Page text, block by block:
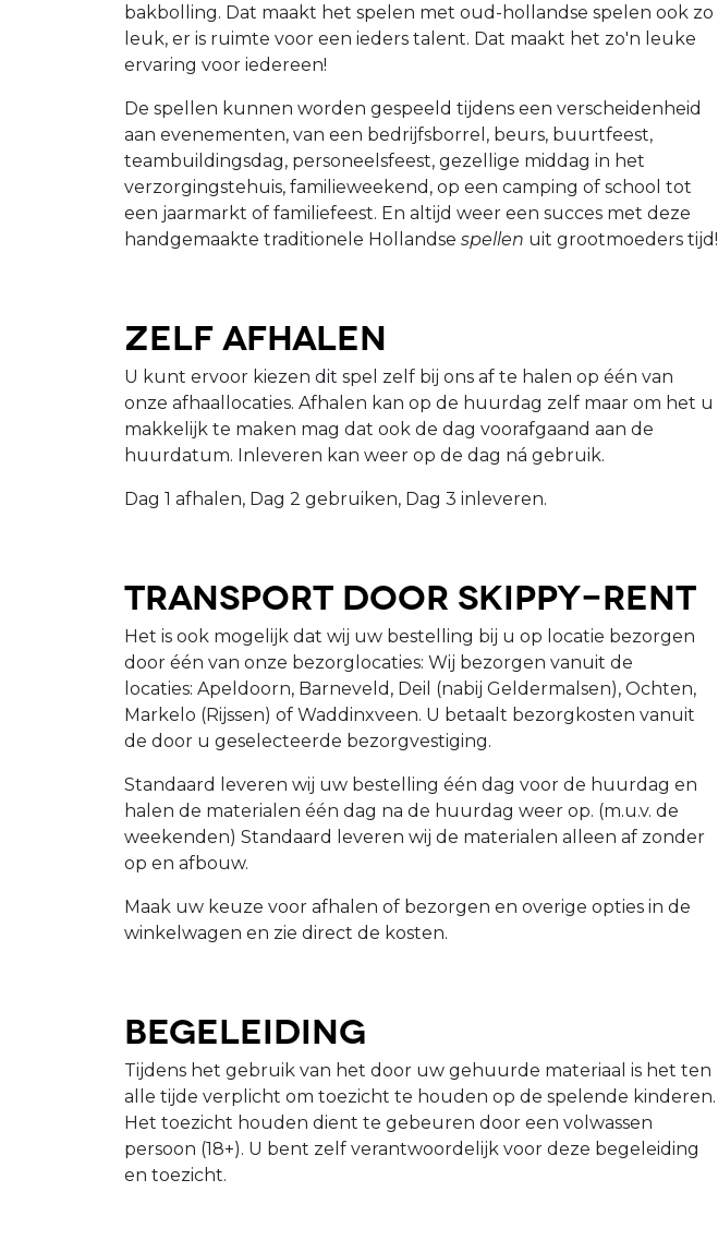
bakbolling. Dat maakt het spelen met oud-hollandse spelen ook zo
leuk, er is ruimte voor een ieders talent. Dat maakt het zo'n leuke
ervaring voor iedereen!
De spellen kunnen worden gespeeld tijdens een verscheidenheid
aan evenementen, van een bedrijfsborrel, beurs, buurtfeest,
teambuildingsdag, personeelsfeest, gezellige middag in het
verzorgingstehuis, familieweekend, op een camping of school tot
een jaarmarkt of familiefeest. En altijd weer een succes met deze
handgemaakte traditionele Hollandse spellen uit grootmoeders tijd!
Zelf afhalen
U kunt ervoor kiezen dit spel zelf bij ons af te halen op één van
onze afhaallocaties. Afhalen kan op de huurdag zelf maar om het u
makkelijk te maken mag dat ook de dag voorafgaand aan de
huurdatum. Inleveren kan weer op de dag ná gebruik.
Dag 1 afhalen, Dag 2 gebruiken, Dag 3 inleveren.
Transport door Skippy-Rent
Het is ook mogelijk dat wij uw bestelling bij u op locatie bezorgen
door één van onze bezorglocaties: Wij bezorgen vanuit de
locaties: Apeldoorn, Barneveld, Deil (nabij Geldermalsen), Ochten,
Markelo (Rijssen) of Waddinxveen. U betaalt bezorgkosten vanuit
de door u geselecteerde bezorgvestiging.
Standaard leveren wij uw bestelling één dag voor de huurdag en
halen de materialen één dag na de huurdag weer op. (m.u.v. de
weekenden) Standaard leveren wij de materialen alleen af zonder
op en afbouw.
Maak uw keuze voor afhalen of bezorgen en overige opties in de
winkelwagen en zie direct de kosten.
Begeleiding
Tijdens het gebruik van het door uw gehuurde materiaal is het ten
alle tijde verplicht om toezicht te houden op de spelende kinderen.
Het toezicht houden dient te gebeuren door een volwassen
persoon (18+). U bent zelf verantwoordelijk voor deze begeleiding
en toezicht.